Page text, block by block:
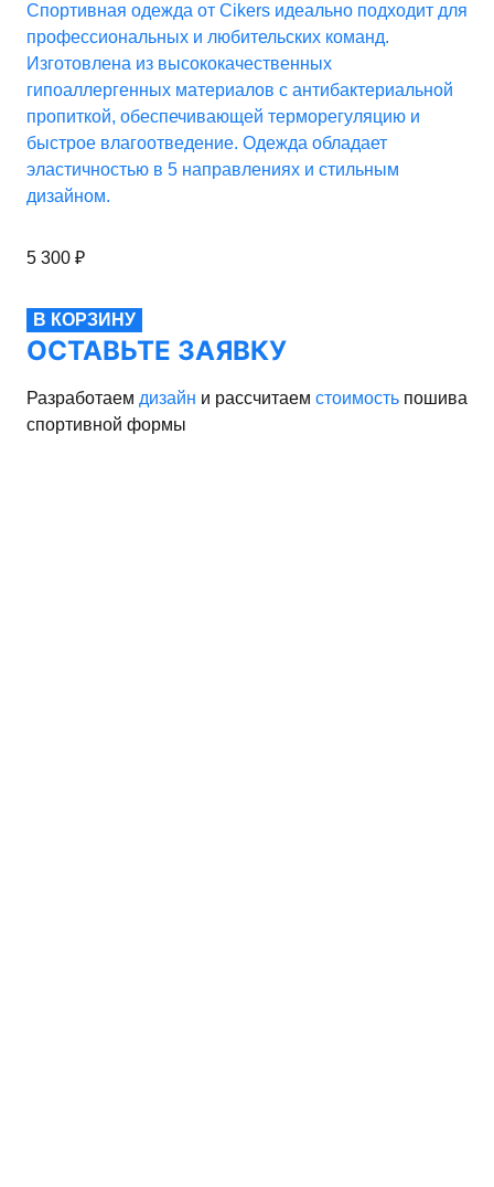
Спортивная одежда от Cikers идеально подходит для
профессиональных и любительских команд.
Изготовлена из высококачественных
гипоаллергенных материалов с антибактериальной
пропиткой, обеспечивающей терморегуляцию и
быстрое влагоотведение. Одежда обладает
эластичностью в 5 направлениях и стильным
дизайном.
5 300 ₽
В КОРЗИНУ
ОСТАВЬТЕ ЗАЯВКУ
Разработаем дизайн и рассчитаем стоимость пошива
спортивной формы